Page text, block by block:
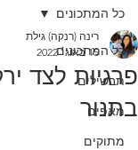
כל המתכונים
תבשילים
מאפים
מתוקים
כל המתכונים
פרגיות לצד
בתנור
רינה (רנקה) גילת
15 באוג׳ 2022